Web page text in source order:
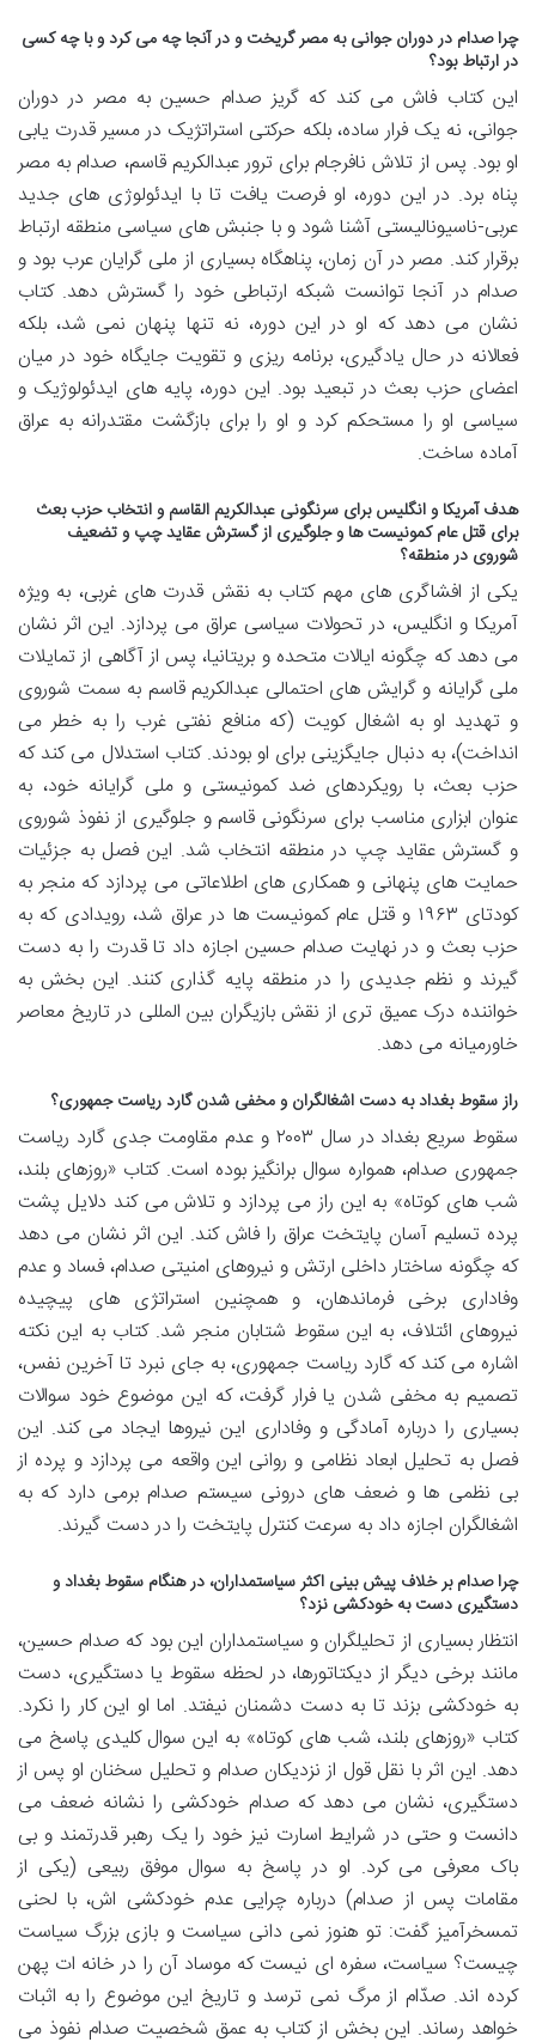
چرا صدام در دوران جوانی به مصر گریخت و در آنجا چه می کرد و با چه کسی
در ارتباط بود؟
این کتاب فاش می کند که گریز صدام حسین به مصر در دوران
جوانی، نه یک فرار ساده، بلکه حرکتی استراتژیک در مسیر قدرت یابی
او بود. پس از تلاش نافرجام برای ترور عبدالکریم قاسم، صدام به مصر
پناه برد. در این دوره، او فرصت یافت تا با ایدئولوژی های جدید
عربی-ناسیونالیستی آشنا شود و با جنبش های سیاسی منطقه ارتباط
برقرار کند. مصر در آن زمان، پناهگاه بسیاری از ملی گرایان عرب بود و
صدام در آنجا توانست شبکه ارتباطی خود را گسترش دهد. کتاب
نشان می دهد که او در این دوره، نه تنها پنهان نمی شد، بلکه
فعالانه در حال یادگیری، برنامه ریزی و تقویت جایگاه خود در میان
اعضای حزب بعث در تبعید بود. این دوره، پایه های ایدئولوژیک و
سیاسی او را مستحکم کرد و او را برای بازگشت مقتدرانه به عراق
آماده ساخت.
هدف آمریکا و انگلیس برای سرنگونی عبدالکریم القاسم و انتخاب حزب بعث
برای قتل عام کمونیست ها و جلوگیری از گسترش عقاید چپ و تضعیف
شوروی در منطقه؟
یکی از افشاگری های مهم کتاب به نقش قدرت های غربی، به ویژه
آمریکا و انگلیس، در تحولات سیاسی عراق می پردازد. این اثر نشان
می دهد که چگونه ایالات متحده و بریتانیا، پس از آگاهی از تمایلات
ملی گرایانه و گرایش های احتمالی عبدالکریم قاسم به سمت شوروی
و تهدید او به اشغال کویت (که منافع نفتی غرب را به خطر می
انداخت)، به دنبال جایگزینی برای او بودند. کتاب استدلال می کند که
حزب بعث، با رویکردهای ضد کمونیستی و ملی گرایانه خود، به
عنوان ابزاری مناسب برای سرنگونی قاسم و جلوگیری از نفوذ شوروی
و گسترش عقاید چپ در منطقه انتخاب شد. این فصل به جزئیات
حمایت های پنهانی و همکاری های اطلاعاتی می پردازد که منجر به
کودتای ۱۹۶۳ و قتل عام کمونیست ها در عراق شد، رویدادی که به
حزب بعث و در نهایت صدام حسین اجازه داد تا قدرت را به دست
گیرند و نظم جدیدی را در منطقه پایه گذاری کنند. این بخش به
خواننده درک عمیق تری از نقش بازیگران بین المللی در تاریخ معاصر
خاورمیانه می دهد.
راز سقوط بغداد به دست اشغالگران و مخفی شدن گارد ریاست جمهوری؟
سقوط سریع بغداد در سال ۲۰۰۳ و عدم مقاومت جدی گارد ریاست
جمهوری صدام، همواره سوال برانگیز بوده است. کتاب «روزهای بلند،
شب های کوتاه» به این راز می پردازد و تلاش می کند دلایل پشت
پرده تسلیم آسان پایتخت عراق را فاش کند. این اثر نشان می دهد
که چگونه ساختار داخلی ارتش و نیروهای امنیتی صدام، فساد و عدم
وفاداری برخی فرماندهان، و همچنین استراتژی های پیچیده
نیروهای ائتلاف، به این سقوط شتابان منجر شد. کتاب به این نکته
اشاره می کند که گارد ریاست جمهوری، به جای نبرد تا آخرین نفس،
تصمیم به مخفی شدن یا فرار گرفت، که این موضوع خود سوالات
بسیاری را درباره آمادگی و وفاداری این نیروها ایجاد می کند. این
فصل به تحلیل ابعاد نظامی و روانی این واقعه می پردازد و پرده از
بی نظمی ها و ضعف های درونی سیستم صدام برمی دارد که به
اشغالگران اجازه داد به سرعت کنترل پایتخت را در دست گیرند.
چرا صدام بر خلاف پیش بینی اکثر سیاستمداران، در هنگام سقوط بغداد و
دستگیری دست به خودکشی نزد؟
انتظار بسیاری از تحلیلگران و سیاستمداران این بود که صدام حسین،
مانند برخی دیگر از دیکتاتورها، در لحظه سقوط یا دستگیری، دست
به خودکشی بزند تا به دست دشمنان نیفتد. اما او این کار را نکرد.
کتاب «روزهای بلند، شب های کوتاه» به این سوال کلیدی پاسخ می
دهد. این اثر با نقل قول از نزدیکان صدام و تحلیل سخنان او پس از
دستگیری، نشان می دهد که صدام خودکشی را نشانه ضعف می
دانست و حتی در شرایط اسارت نیز خود را یک رهبر قدرتمند و بی
باک معرفی می کرد. او در پاسخ به سوال موفق ربیعی (یکی از
مقامات پس از صدام) درباره چرایی عدم خودکشی اش، با لحنی
تمسخرآمیز گفت: تو هنوز نمی دانی سیاست و بازی بزرگ سیاست
چیست؟ سیاست، سفره ای نیست که موساد آن را در خانه ات پهن
کرده اند. صدّام از مرگ نمی ترسد و تاریخ این موضوع را به اثبات
خواهد رساند. این بخش از کتاب به عمق شخصیت صدام نفوذ می